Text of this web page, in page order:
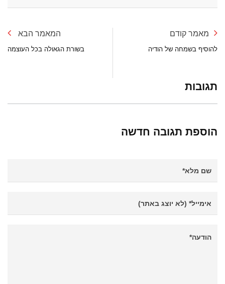
מאמר קודם
להוסיף בשמחה של הודיה
המאמר הבא
בשורת הגאולה בכל העוצמה
תגובות
הוספת תגובה חדשה